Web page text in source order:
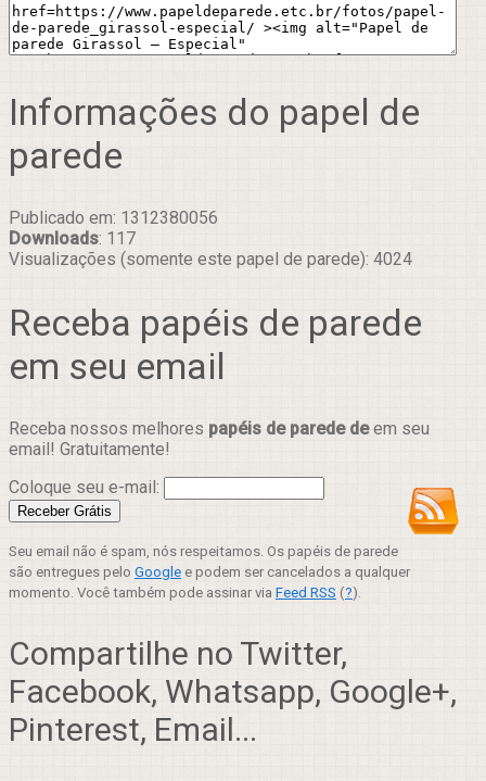
Informações do papel de
parede
Publicado em: 1312380056
Downloads: 117
Visualizações (somente este papel de parede): 4024
Receba papéis de parede
em seu email
Receba nossos melhores papéis de parede deem seu
email! Gratuitamente!
Coloque seu e-mail:
Seu email não é spam, nós respeitamos. Os papéis de parede
são entregues pelo Google e podem ser cancelados a qualquer
momento. Você também pode assinar via Feed RSS (?).
Compartilhe no Twitter,
Facebook, Whatsapp, Google+,
Pinterest, Email...